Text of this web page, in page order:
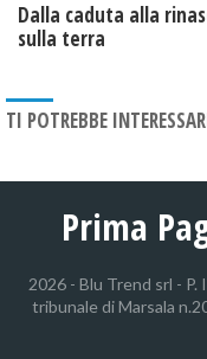
Dalla caduta alla
sulla terra
TI POTREBBE
Prima
2026 - Blu Trend srl -
tribunale di Marsala